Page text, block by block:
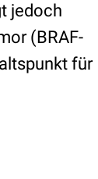
jedoch
(BRAF-
für